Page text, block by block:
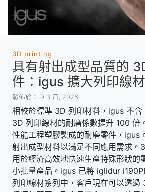
3D printing
具有射出成型品質的
件：igus 擴大列印線
發佈於： 9 3 月, 2026
相較於標準 3D 列印材料，igus 不含
3D 列印線材的耐磨係數提升 100 倍
性能工程塑膠製成的耐磨零件，igus
射出成型材料以滿足不同應用需求。
用於經濟高效地快速生產特殊形狀的
小批量產品。igus 已將 iglidur
列印線材系列中，客戶現在可以透過